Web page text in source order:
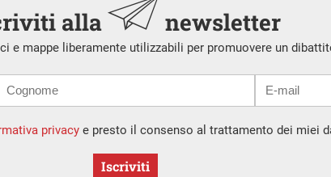
alla newsletter
e mappe liberamente utilizzabili per promuovere un
privacye presto il consenso al trattamento dei miei
Iscriviti